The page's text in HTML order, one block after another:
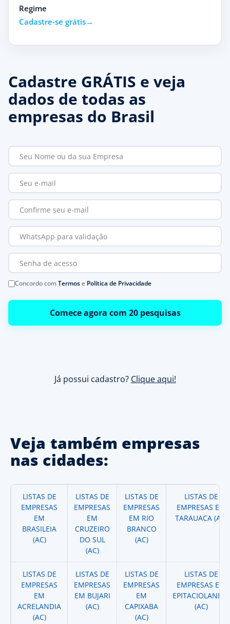
Regime
Cadastre-se grátis
Cadastre GRÁTIS e veja
dados de todas as
empresas do Brasil
Concordo comTermose Política de Privacidade
Comece agora com 20 pesquisas
Já possui cadastro? Clique aqui!
Veja também empresas
nas cidades:
LISTAS DE
EMPRESAS
EM
BRASILEIA
(AC)
LISTAS DE
EMPRESAS
EM
CRUZEIRO
DO SUL
(AC)
LISTAS DE
EMPRESAS
EM RIO
BRANCO
(AC)
LISTAS DE
EMPRESAS EM
TARAUACA (AC)
LISTAS DE
EMPRESAS
EM
ACRELANDIA
(AC)
LISTAS DE
EMPRESAS
EM BUJARI
(AC)
LISTAS DE
EMPRESAS
EM
CAPIXABA
(AC)
LISTAS DE
EMPRESAS EM
EPITACIOLANDIA
(AC)